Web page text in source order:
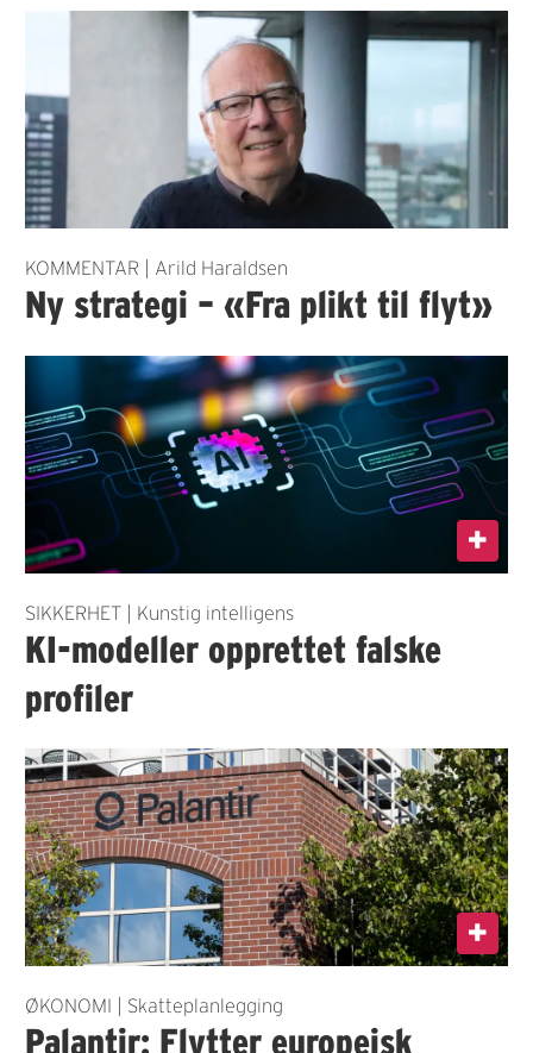
KOMMENTAR | Arild Haraldsen
Ny strategi – «Fra plikt til flyt»
SIKKERHET | Kunstig intelligens
KI-modeller opprettet falske
profiler
ØKONOMI | Skatteplanlegging
Palantir: Flytter europeisk